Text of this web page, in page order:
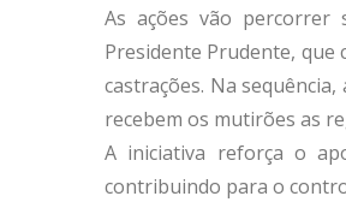
As ações vão percorrer
Presidente Prudente, que
castrações. Na
recebem os mutirões as
A iniciativa reforça o
contribuindo para o